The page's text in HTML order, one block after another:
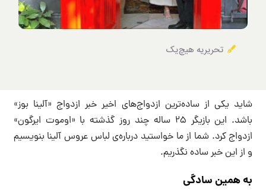
تحریریه هیچ‌یک
شاید یکی از ساده‌ترین ازدواج‌های اخیر خبر ازدواج «آلینا بوز»
باشد. این بازیگر ۲۵ ساله چند روز گذشته با «اوموت ایرگون»
ازدواج کرد. شما از ما خواستید درباره‌ی لباس عروس آلینا بنویسیم
و از این خبر ساده نگذریم.
به همین سادگی